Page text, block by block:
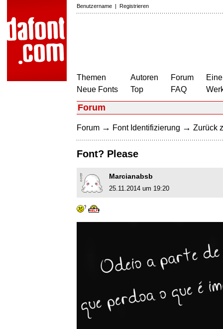
Benutzername | Registrieren
Themen
Neue Fonts
Autoren
Top
Forum
FAQ
Forum
Forum → Font Identifizierung → Zurück
Font? Please
Marcianabsb
25.11.2014 um 19:20